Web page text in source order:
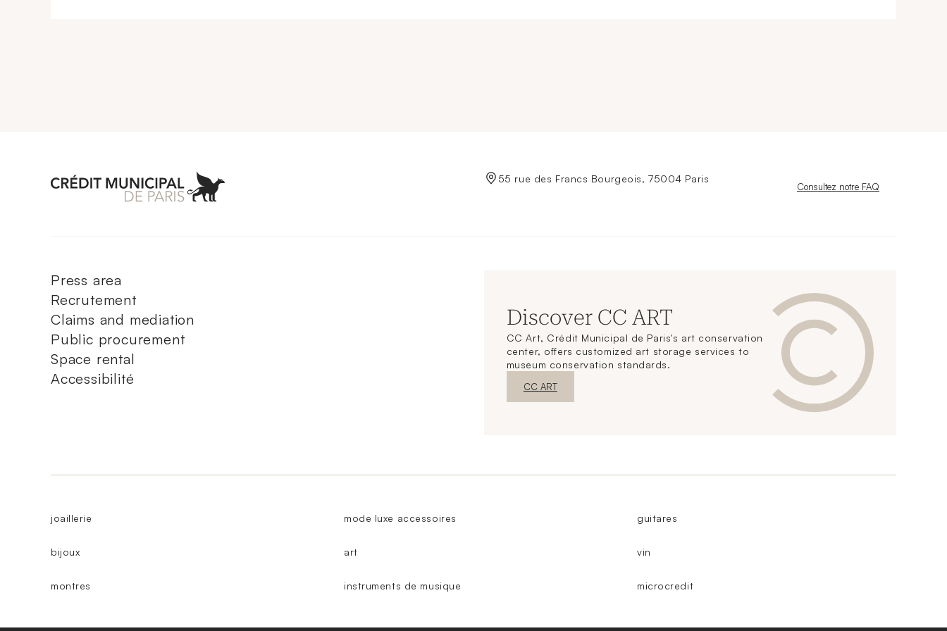
Aller à l'accueil de Crédit Municipal de Paris 55 rue des Francs Bourgeois, 75004 Paris
Nouvelle fenêtre
Consultez notre FAQ
Press area
Recrutement
Claims and mediation
Public procurement
Space rental
Accessibilité
Discover CC ART
CC Art, Crédit Municipal de Paris's art conservation
center, offers customized art storage services to
museum conservation standards.
New WindowDiscover
CC ART
joaillerie
bijoux
montres
mode luxe accessoires
art
instruments de musique
guitares
vin
microcredit